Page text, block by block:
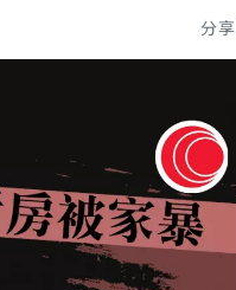
分享